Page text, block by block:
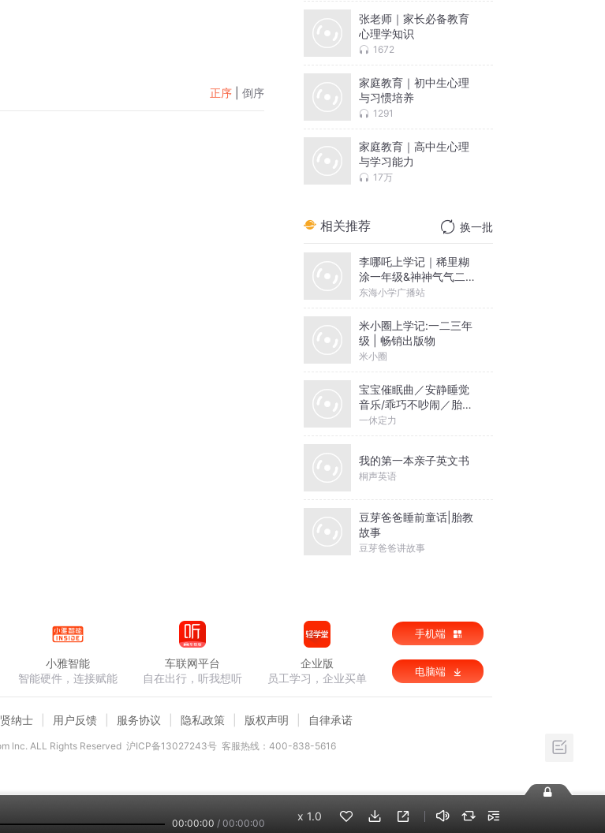
正序 倒序
张老师｜家长必备教育
心理学知识
1672
家庭教育｜初中生心理
与习惯培养
1291
家庭教育｜高中生心理
与学习能力
17万
相关推荐 换一批
李哪吒上学记｜稀里糊
涂一年级&神神气气二年
级
东海小学广播站
米小圈上学记:一二三年
级 | 畅销出版物
米小圈
宝宝催眠曲／安静睡觉
音乐/乖巧不吵闹／胎教
音乐
一休定力
我的第一本亲子英文书
桐声英语
豆芽爸爸睡前童话|胎教
故事
豆芽爸爸讲故事
00:00:00 / 00:00:00
x 1.0
小雅智能
智能硬件，连接赋能
车联网平台
自在出行，听我想听
企业版
员工学习，企业买单
手机端
电脑端
纳士 用户反馈 服务协议 隐私政策 版权声明 自律承诺
lnc. ALL Rights Reserved 沪ICP备13027243号 客服热线：400-838-5616